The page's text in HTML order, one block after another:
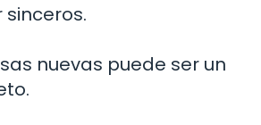
nuevas puede ser un